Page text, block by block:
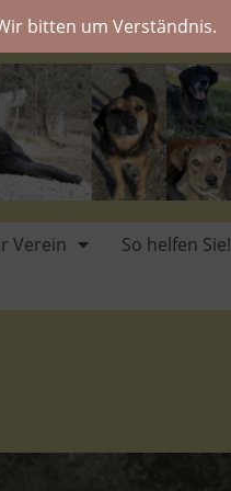
bitten um Verständnis.
Verein So helfen Sie!